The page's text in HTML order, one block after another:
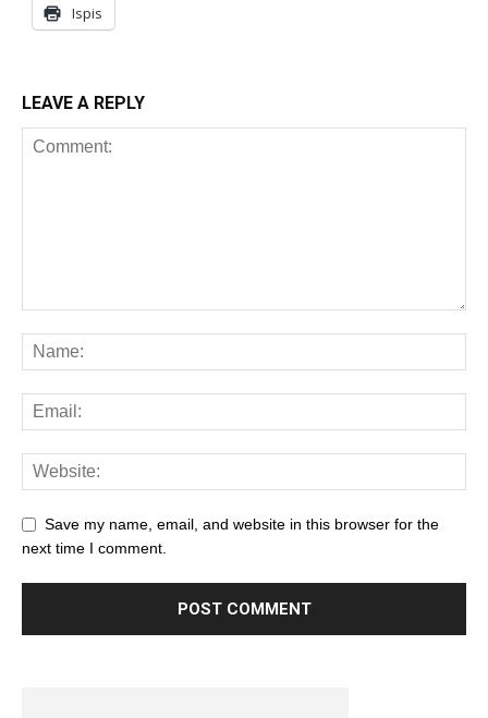
Ispis
LEAVE A REPLY
Save my name, email, and website in this browser for the
next time I comment.